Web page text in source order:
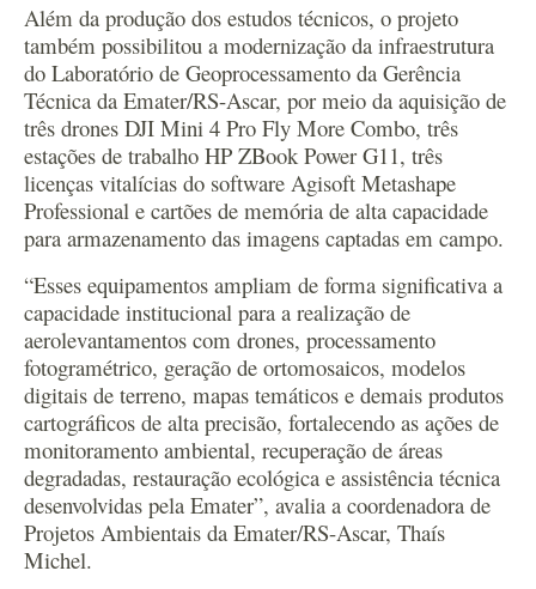
Além da produção dos estudos técnicos, o projeto
também possibilitou a modernização da infraestrutura
do Laboratório de Geoprocessamento da Gerência
Técnica da Emater/RS-Ascar, por meio da aquisição de
três drones DJI Mini 4 Pro Fly More Combo, três
estações de trabalho HP ZBook Power G11, três
licenças vitalícias do software Agisoft Metashape
Professional e cartões de memória de alta capacidade
para armazenamento das imagens captadas em campo.
“Esses equipamentos ampliam de forma significativa a
capacidade institucional para a realização de
aerolevantamentos com drones, processamento
fotogramétrico, geração de ortomosaicos, modelos
digitais de terreno, mapas temáticos e demais produtos
cartográficos de alta precisão, fortalecendo as ações de
monitoramento ambiental, recuperação de áreas
degradadas, restauração ecológica e assistência técnica
desenvolvidas pela Emater”, avalia a coordenadora de
Projetos Ambientais da Emater/RS-Ascar, Thaís
Michel.